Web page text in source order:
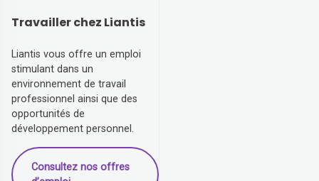
Travailler chez Liantis
Liantis vous offre un emploi
stimulant dans un
environnement de travail
professionnel ainsi que des
opportunités de
développement personnel.
Consultez nos offres